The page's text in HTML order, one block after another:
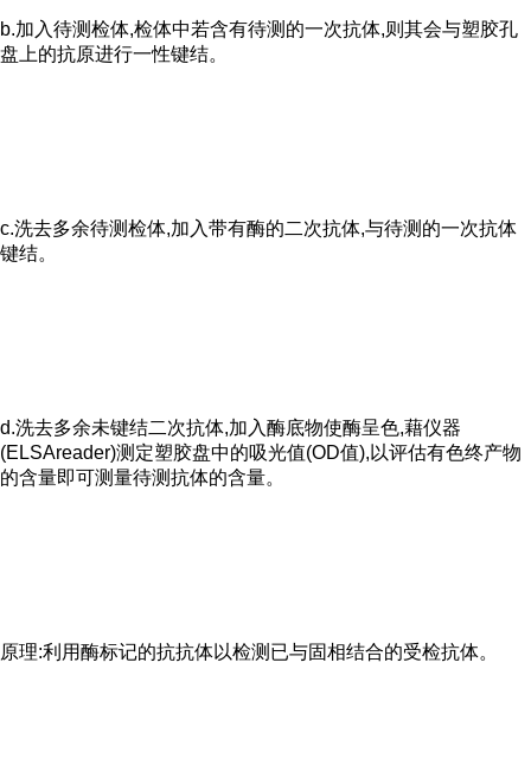
b.加入待测检体,检体中若含有待测的一次抗体,则其会与塑胶孔
盘上的抗原进行一性键结。
c.洗去多余待测检体,加入带有酶的二次抗体,与待测的一次抗体
键结。
d.洗去多余未键结二次抗体,加入酶底物使酶呈色,藉仪器
(ELSAreader)测定塑胶盘中的吸光值(OD值),以评估有色终产物
的含量即可测量待测抗体的含量。
原理:利用酶标记的抗抗体以检测已与固相结合的受检抗体。